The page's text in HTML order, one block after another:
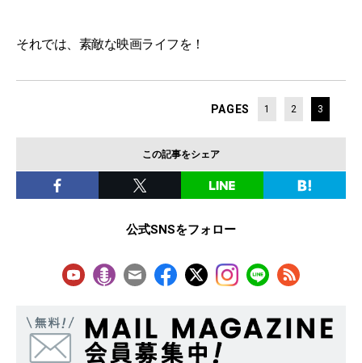
それでは、素敵な映画ライフを！
PAGES 1 2 3
この記事をシェア
公式SNSをフォロー